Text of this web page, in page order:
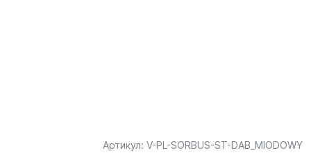
Артикул: V-PL-SORBUS-ST-DAB_MIODOWY